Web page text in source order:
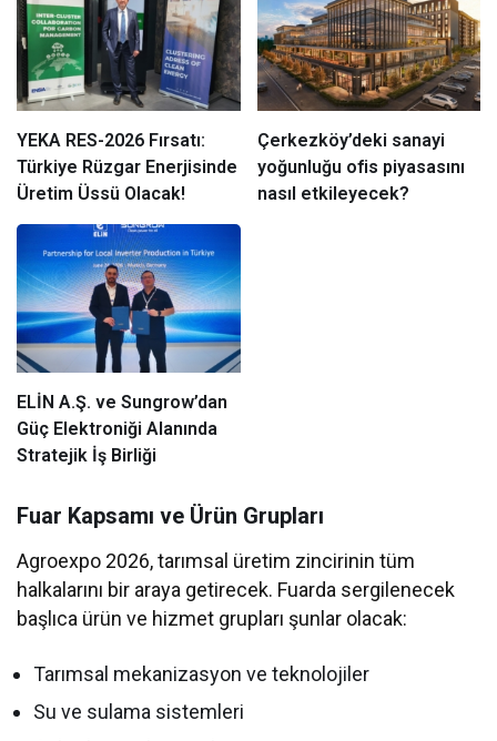
YEKA RES-2026 Fırsatı:
Türkiye Rüzgar Enerjisinde
Üretim Üssü Olacak!
Çerkezköy’deki sanayi
yoğunluğu ofis piyasasını
nasıl etkileyecek?
ELİN A.Ş. ve Sungrow’dan
Güç Elektroniği Alanında
Stratejik İş Birliği
Fuar Kapsamı ve Ürün Grupları
Agroexpo 2026, tarımsal üretim zincirinin tüm
halkalarını bir araya getirecek. Fuarda sergilenecek
başlıca ürün ve hizmet grupları şunlar olacak:
Tarımsal mekanizasyon ve teknolojiler
Su ve sulama sistemleri